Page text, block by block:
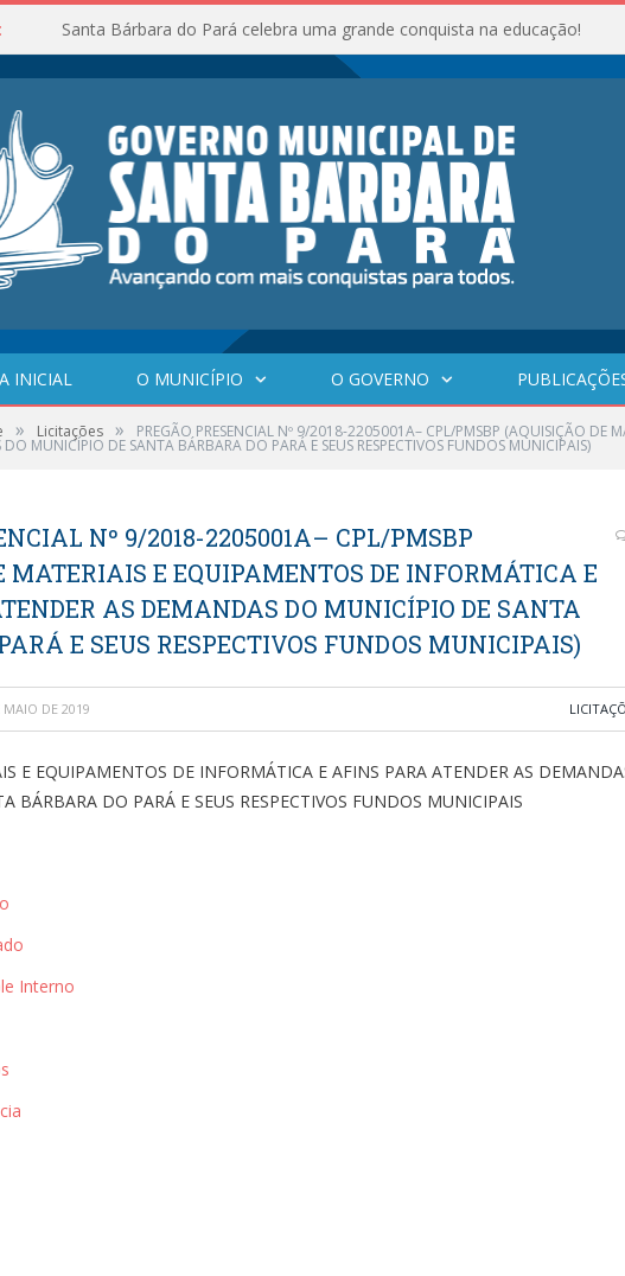
Santa Bárbara do Pará celebra uma grande conquista na educação!
INICIAL O MUNICÍPIO O GOVERNO
» Licitações » PREGÃO PRESENCIAL Nº 9/2018-2205001A– CPL/PMSBP (AQUISIÇÃO DE
MUNICÍPIO DE SANTA BÁRBARA DO PARÁ E SEUS RESPECTIVOS FUNDOS MUNICIPAIS)
Nº 9/2018-2205001A– CPL/PMSBP
MATERIAIS E EQUIPAMENTOS DE INFORMÁTICA E
AS DEMANDAS DO MUNICÍPIO DE SANTA
E SEUS RESPECTIVOS FUNDOS MUNICIPAIS)
MAIO DE 2019
E EQUIPAMENTOS DE INFORMÁTICA E AFINS PARA ATENDER AS
BÁRBARA DO PARÁ E SEUS RESPECTIVOS FUNDOS MUNICIPAIS
Interno